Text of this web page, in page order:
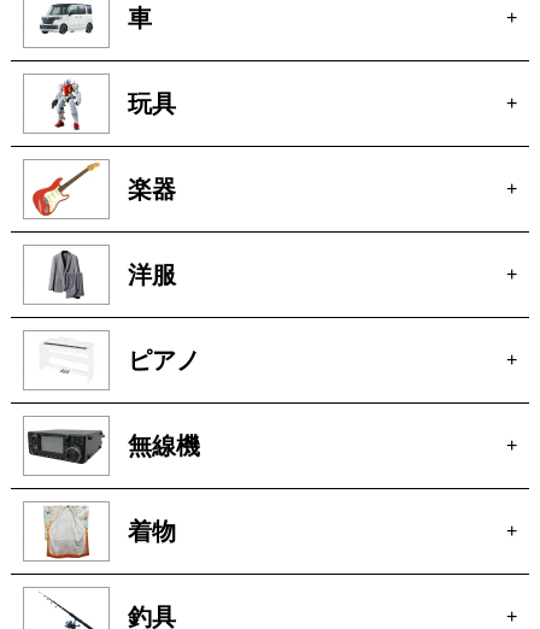
車 +
玩具 +
楽器 +
洋服 +
ピアノ +
無線機 +
着物 +
釣具 +